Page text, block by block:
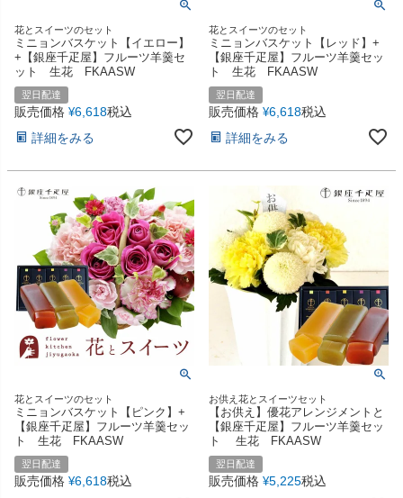
花とスイーツのセット
ミニョンバスケット【イエロー】
+【銀座千疋屋】フルーツ羊羹セ
ット 生花 FKAASW
翌日配達
販売価格 ¥6,618税込
詳細をみる
花とスイーツのセット
ミニョンバスケット【レッド】+
【銀座千疋屋】フルーツ羊羹セッ
ト 生花 FKAASW
翌日配達
販売価格 ¥6,618税込
詳細をみる
花とスイーツのセット
ミニョンバスケット【ピンク】+
【銀座千疋屋】フルーツ羊羹セッ
ト 生花 FKAASW
翌日配達
販売価格 ¥6,618税込
お供え花とスイーツセット
【お供え】優花アレンジメントと
【銀座千疋屋】フルーツ羊羹セッ
ト 生花 FKAASW
翌日配達
販売価格 ¥5,225税込